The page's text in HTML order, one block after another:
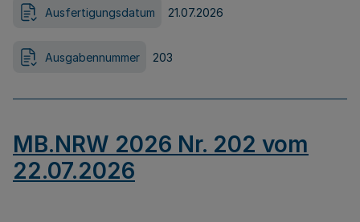
Ausfertigungsdatum 21.07.2026
Ausgabennummer 203
MB.NRW 2026 Nr. 202 vom
22.07.2026